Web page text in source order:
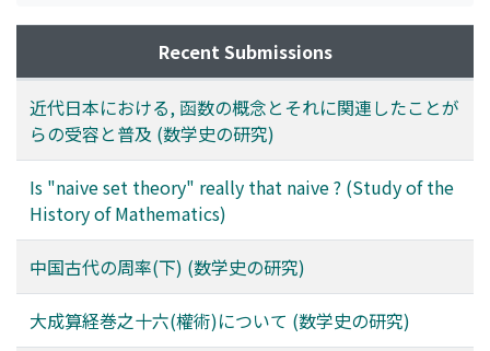
Recent Submissions
近代日本における, 函数の概念とそれに関連したことが
らの受容と普及 (数学史の研究)
Is "naive set theory" really that naive ? (Study of the
History of Mathematics)
中国古代の周率(下) (数学史の研究)
大成算経巻之十六(權術)について (数学史の研究)